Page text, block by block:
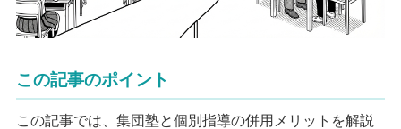
この記事のポイント
この記事では、集団塾と個別指導の併用メリットを解説